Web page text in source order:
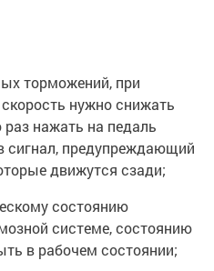
торможений, при
нужно снижать
раз нажать на педаль
предупреждающий
движутся сзади;
состоянию
системе, состоянию
в рабочем состоянии;